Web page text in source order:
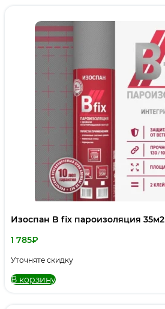
Изоспан B fix пароизоляция 35м2
1 785₽
Уточняте скидку
В корзину